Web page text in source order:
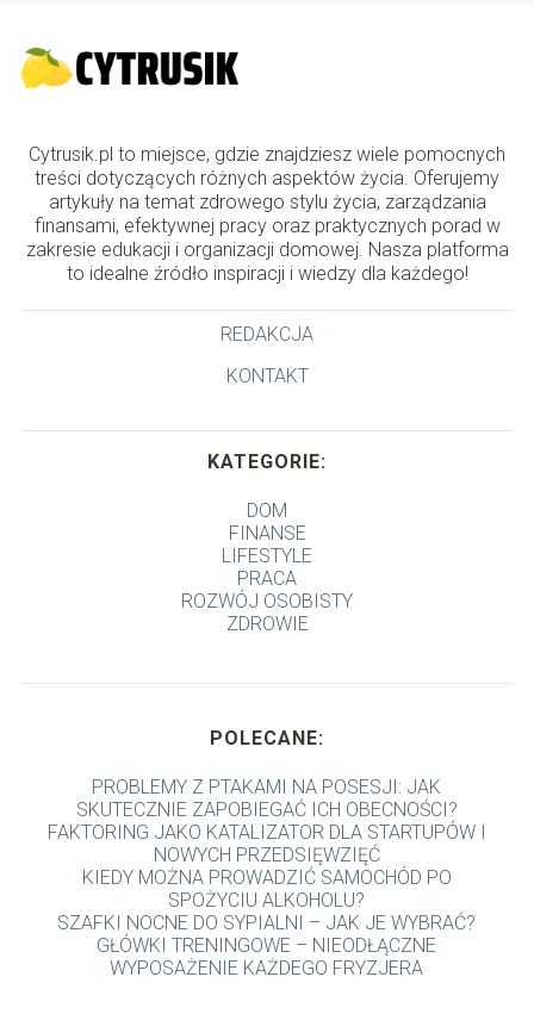
Cytrusik.pl to miejsce, gdzie znajdziesz wiele pomocnych
treści dotyczących różnych aspektów życia. Oferujemy
artykuły na temat zdrowego stylu życia, zarządzania
finansami, efektywnej pracy oraz praktycznych porad w
zakresie edukacji i organizacji domowej. Nasza platforma
to idealne źródło inspiracji i wiedzy dla każdego!
REDAKCJA
KONTAKT
KATEGORIE:
DOM
FINANSE
LIFESTYLE
PRACA
ROZWÓJ OSOBISTY
ZDROWIE
POLECANE:
PROBLEMY Z PTAKAMI NA POSESJI: JAK
SKUTECZNIE ZAPOBIEGAĆ ICH OBECNOŚCI?
FAKTORING JAKO KATALIZATOR DLA STARTUPÓW I
NOWYCH PRZEDSIĘWZIĘĆ
KIEDY MOŻNA PROWADZIĆ SAMOCHÓD PO
SPOŻYCIU ALKOHOLU?
SZAFKI NOCNE DO SYPIALNI – JAK JE WYBRAĆ?
GŁÓWKI TRENINGOWE – NIEODŁĄCZNE
WYPOSAŻENIE KAŻDEGO FRYZJERA